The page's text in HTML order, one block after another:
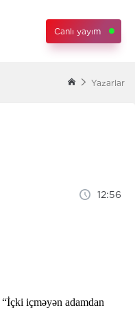
Canlı yayım
Yazarlar
12:56
içməyən adamdan